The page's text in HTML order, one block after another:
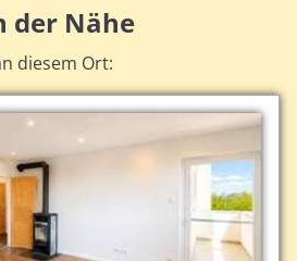
der Nähe
diesem Ort: